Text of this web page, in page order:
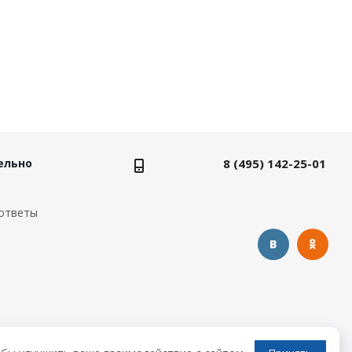
8 (495) 142-25-01